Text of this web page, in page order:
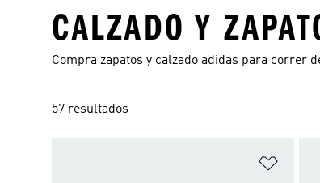
CALZADO Y
Compra zapatos y calzado adidas para correr
57 resultados